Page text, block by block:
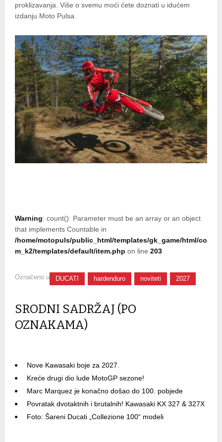
proklizavanja. Više o svemu moći ćete doznati u idućem
izdanju Moto Pulsa.
Warning: count(): Parameter must be an array or an object
that implements Countable in
/home/motopuls/public_html/templates/gk_game/html/co
m_k2/templates/default/item.php on line 203
Označeno u DUCATI hardenduro noviteti 2027
SRODNI SADRŽAJ (PO
OZNAKAMA)
Nove Kawasaki boje za 2027.
Kreće drugi dio lude MotoGP sezone!
Marc Marquez je konačno došao do 100. pobjede
Povratak dvotaktnih i brutalnih! Kawasaki KX 327 & 327X
Foto: Šareni Ducati „Collezione 100“ modeli